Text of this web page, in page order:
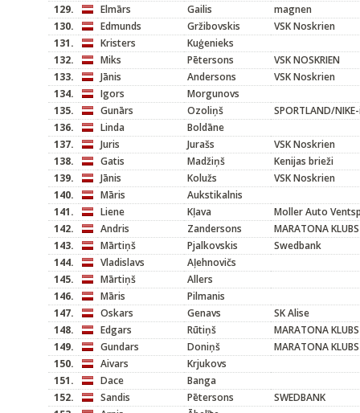
129.
Elmārs Gailis
magnen
130.
Edmunds Gržibovskis
VSK Noskrien
131.
Kristers
Kuģenieks
132.
Miks Pētersons
VSK NOSKRIEN
133.
Jānis Andersons
VSK Noskrien
134.
Igors
Morgunovs
135.
Gunārs Ozoliņš
SPORTLAND/
136.
Linda
Boldāne
137.
Juris Jurašs
VSK Noskrien
138.
Gatis Madžiņš
Kenijas brieži
139.
Jānis Kolužs
VSK Noskrien
140.
Māris
Aukstikalnis
141.
Liene Kļava
Moller Auto
142.
Andris Zandersons
MARATONA KLUBS
143.
Mārtiņš Pjalkovskis
Swedbank
144.
Vladislavs
Aļehnovičs
145.
Mārtiņš
Allers
146.
Māris
Pilmanis
147.
Oskars Genavs
SK Alise
148.
Edgars Rūtiņš
MARATONA KLUBS
149.
Gundars Doniņš
MARATONA KLUBS
150.
Aivars
Krjukovs
151.
Dace
Banga
152.
Sandis Pētersons
SWEDBANK